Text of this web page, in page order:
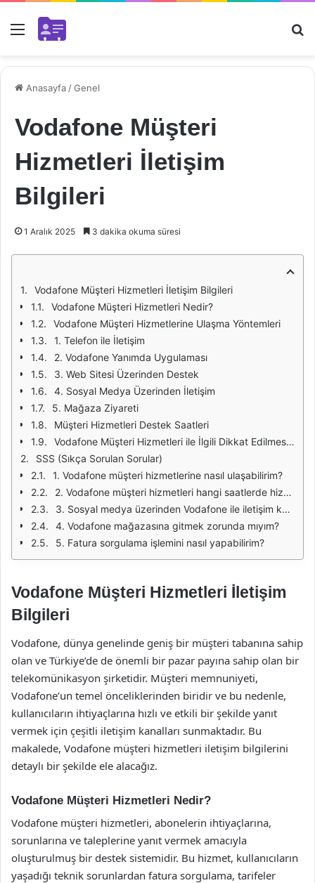
Menü
Anasayfa /Genel
Vodafone Müşteri
Hizmetleri İletişim
Bilgileri
1 Aralık 2025 3 dakika okuma süresi
Vodafone Müşteri Hizmetleri İletişim Bilgileri
Vodafone Müşteri Hizmetleri Nedir?
Vodafone Müşteri Hizmetlerine Ulaşma Yöntemleri
1. Telefon ile İletişim
2. Vodafone Yanımda Uygulaması
3. Web Sitesi Üzerinden Destek
4. Sosyal Medya Üzerinden İletişim
5. Mağaza Ziyareti
Müşteri Hizmetleri Destek Saatleri
Vodafone Müşteri Hizmetleri ile İlgili Dikkat Edilmesi Gerekenler
SSS (Sıkça Sorulan Sorular)
1. Vodafone müşteri hizmetlerine nasıl ulaşabilirim?
2. Vodafone müşteri hizmetleri hangi saatlerde hizmet vermektedir?
3. Sosyal medya üzerinden Vodafone ile iletişim kurabilir miyim?
4. Vodafone mağazasına gitmek zorunda mıyım?
5. Fatura sorgulama işlemini nasıl yapabilirim?
Vodafone Müşteri Hizmetleri İletişim
Bilgileri
Vodafone, dünya genelinde geniş bir müşteri tabanına sahip
olan ve Türkiye’de de önemli bir pazar payına sahip olan bir
telekomünikasyon şirketidir. Müşteri memnuniyeti,
Vodafone’un temel önceliklerinden biridir ve bu nedenle,
kullanıcıların ihtiyaçlarına hızlı ve etkili bir şekilde yanıt
vermek için çeşitli iletişim kanalları sunmaktadır. Bu
makalede, Vodafone müşteri hizmetleri iletişim bilgilerini
detaylı bir şekilde ele alacağız.
Vodafone Müşteri Hizmetleri Nedir?
Vodafone müşteri hizmetleri, abonelerin ihtiyaçlarına,
sorunlarına ve taleplerine yanıt vermek amacıyla
oluşturulmuş bir destek sistemidir. Bu hizmet, kullanıcıların
yaşadığı teknik sorunlardan fatura sorgulama, tarifeler